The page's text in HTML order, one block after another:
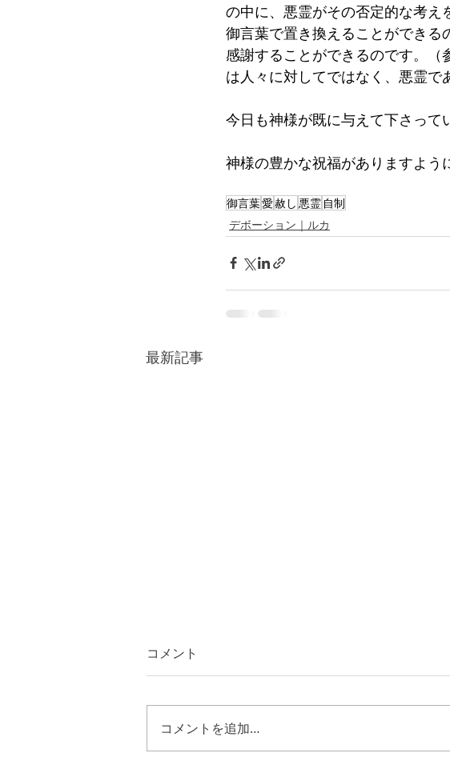
の中に、悪霊がその否定的な考
御言葉で置き換えることができる
感謝することができるのです。
は人々に対してではなく、悪霊で
今日も神様が既に与えて下さって
神様の豊かな祝福がありますよう
御言葉愛赦し 悪霊 自制
デボーション｜ルカ
最新記事
コメント
コメントを追加…